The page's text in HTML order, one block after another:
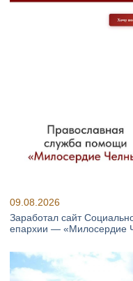
09.08.2026
Заработал сайт
епархии — «Милосердие